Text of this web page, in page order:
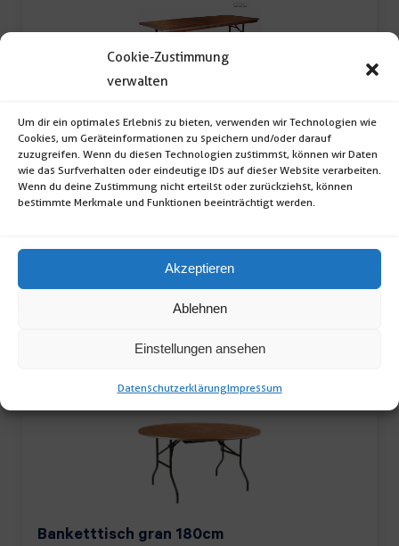
Cookie-Zustimmung
verwalten
Um dir ein optimales Erlebnis zu bieten, verwenden wir Technologien wie
Cookies, um Geräteinformationen zu speichern und/oder darauf
zuzugreifen. Wenn du diesen Technologien zustimmst, können wir Daten
wie das Surfverhalten oder eindeutige IDs auf dieser Website verarbeiten.
Wenn du deine Zustimmung nicht erteilst oder zurückziehst, können
bestimmte Merkmale und Funktionen beeinträchtigt werden.
Akzeptieren
Ablehnen
Einstellungen ansehen
DatenschutzerklärungImpressum
Banketttisch 76x183cm
Banketttisch (Format: rechteckig; Maße: 76 x
183 x 76cm (H […]
Banketttisch gran 180cm